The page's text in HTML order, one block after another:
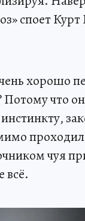
споет
хорошо
что
чуя
всё.